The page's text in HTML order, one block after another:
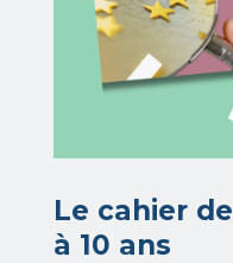
Le cahier
à 10 ans